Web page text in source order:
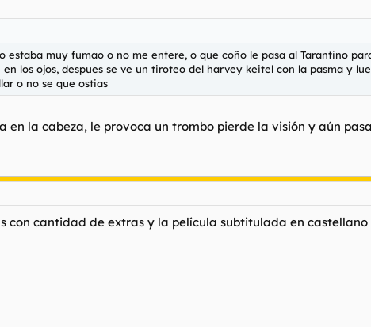
estaba muy fumao o no me entere, o que coño le pasa al Tarantino
los ojos, despues se ve un tiroteo del harvey keitel con la pasma y
o no se que ostias
en la cabeza, le provoca un trombo pierde la visión y aún
con cantidad de extras y la película subtitulada en castellano